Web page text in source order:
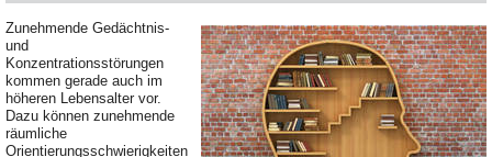
Zunehmende Gedächtnis-
und
Konzentrationsstörungen
kommen gerade auch im
höheren Lebensalter vor.
Dazu können zunehmende
räumliche
Orientierungsschwierigkeiten